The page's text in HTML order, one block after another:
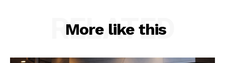
More like this
RELATED